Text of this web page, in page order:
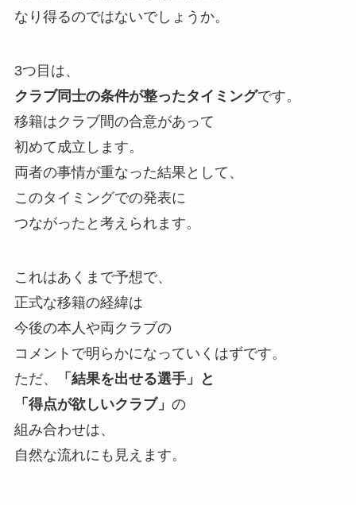
なり得るのではないでしょうか。
3つ目は、
クラブ同士の条件が整ったタイミングです。
移籍はクラブ間の合意があって
初めて成立します。
両者の事情が重なった結果として、
このタイミングでの発表に
つながったと考えられます。
これはあくまで予想で、
正式な移籍の経緯は
今後の本人や両クラブの
コメントで明らかになっていくはずです。
ただ、
「結果を出せる選手」と
「得点が欲しいクラブ」 の
組み合わせは、
自然な流れにも見えます。